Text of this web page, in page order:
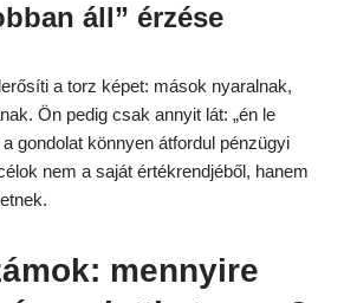
áll” érzése
a torz képet: mások nyaralnak,
Ön pedig csak annyit lát: „én le
gondolat könnyen átfordul pénzügyi
nem a saját értékrendjéből, hanem
mennyire